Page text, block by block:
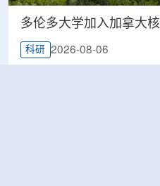
多伦多大学加入加拿大
科研 2026-08-06